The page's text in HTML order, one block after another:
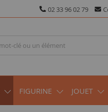
02 33 96 02 79
FIGURINE JOUET